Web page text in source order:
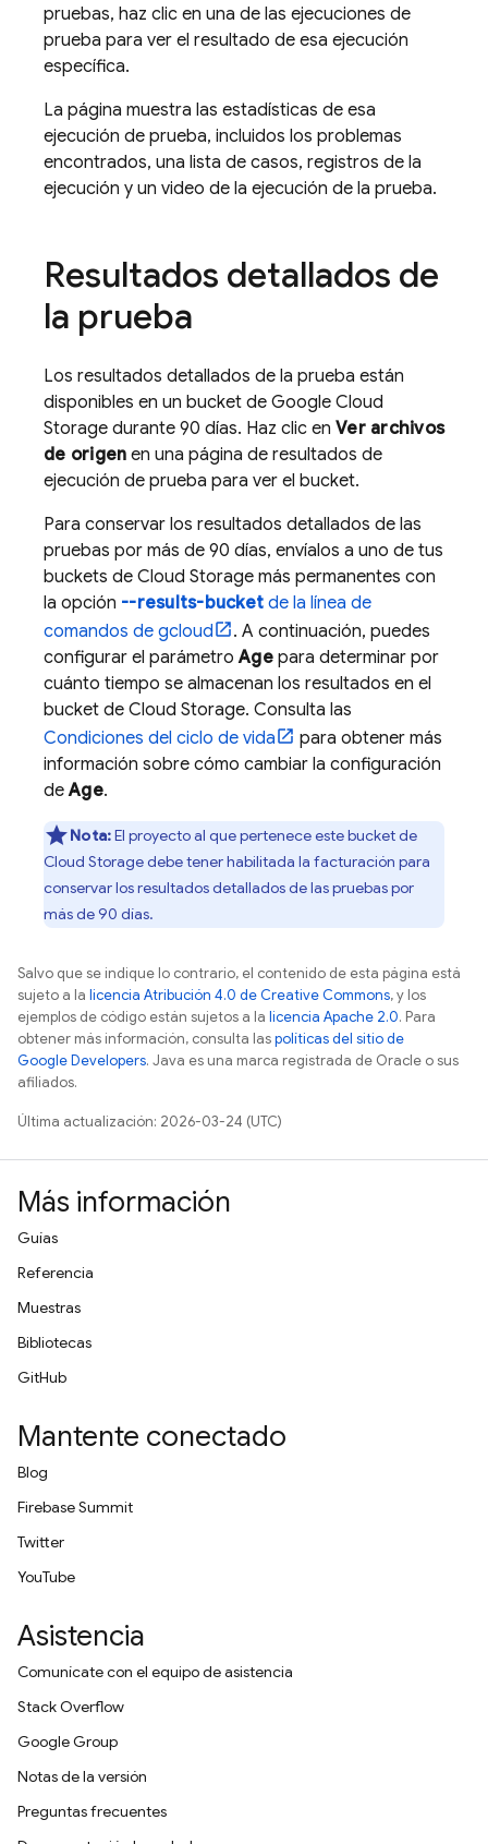
pruebas, haz clic en una de las ejecuciones de
prueba para ver el resultado de esa ejecución
específica.
La página muestra las estadísticas de esa
ejecución de prueba, incluidos los problemas
encontrados, una lista de casos, registros de la
ejecución y un video de la ejecución de la prueba.
Resultados detallados de
la prueba
Los resultados detallados de la prueba están
disponibles en un bucket de Google Cloud
Storage durante 90 días. Haz clic en Ver archivos
de origen en una página de resultados de
ejecución de prueba para ver el bucket.
Para conservar los resultados detallados de las
pruebas por más de 90 días, envíalos a uno de tus
buckets de Cloud Storage más permanentes con
la opción --results-bucket de la línea de
comandos de gcloud
. A continuación, puedes
configurar el parámetroAgepara determinar por
cuánto tiempo se almacenan los resultados en el
bucket de Cloud Storage. Consulta las
Condiciones del ciclo de vida
para obtener más
información sobre cómo cambiar la configuración
deAge.
Nota:El proyecto al que pertenece este bucket de
Cloud Storagedebe tener habilitada la facturación para
conservar los resultados detallados de las pruebas por
más de 90 días.
Salvo que se indique lo contrario, el contenido de esta página está
sujeto a la licencia Atribución 4.0 de Creative Commons, y los
ejemplos de código están sujetos a la licencia Apache 2.0. Para
obtener más información, consulta laspolíticas del sitio de
Google Developers. Java es una marca registrada de Oracle o sus
afiliados.
Última actualización: 2026-03-24 (UTC)
Más información
Guías
Referencia
Muestras
Bibliotecas
GitHub
Mantente conectado
Blog
Firebase Summit
Twitter
YouTube
Asistencia
Comunícate con el equipo de asistencia
Stack Overflow
Google Group
Notas de la versión
Preguntas frecuentes